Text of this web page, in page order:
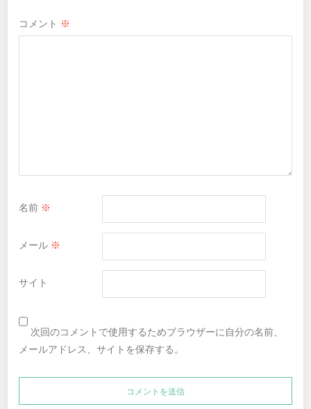
コメント ※
名前 ※
メール ※
サイト
次回のコメントで使用するためブラウザーに自分の名前、
メールアドレス、サイトを保存する。